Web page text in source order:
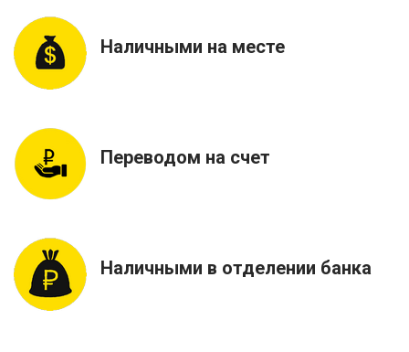
Наличными на месте
Переводом на счет
Наличными в отделении банка